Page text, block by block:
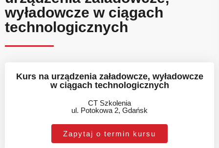
wyładowcze w ciągach
technologicznych
Kurs na urządzenia załadowcze, wyładowcze
w ciągach technologicznych
CT Szkolenia
ul. Potokowa 2, Gdańsk
Zapytaj o termin kursu